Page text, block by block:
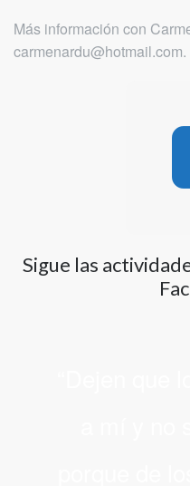
Más información con
carmenardu@hotmail.com.
Sigue las